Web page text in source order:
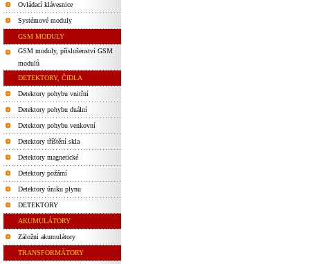
Ovládací klávesnice
Systémové moduly
GSM MODULY
GSM moduly, příslušenství GSM
modulů
DETEKTORY, ČIDLA
Detektory pohybu vnitřní
Detektory pohybu duální
Detektory pohybu venkovní
Detektory tříštění skla
Detektory magnetické
Detektory požární
Detektory úniku plynu
DETEKTORY
AKUMULÁTORY
Záložní akumulátory
TRANSFORMÁTORY